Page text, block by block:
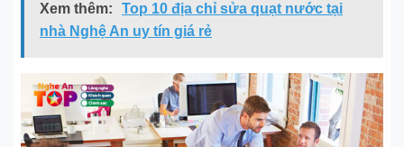
Xem thêm:
Top 10 địa chỉ sửa quạt nước tại
nhà Nghệ An uy tín giá rẻ